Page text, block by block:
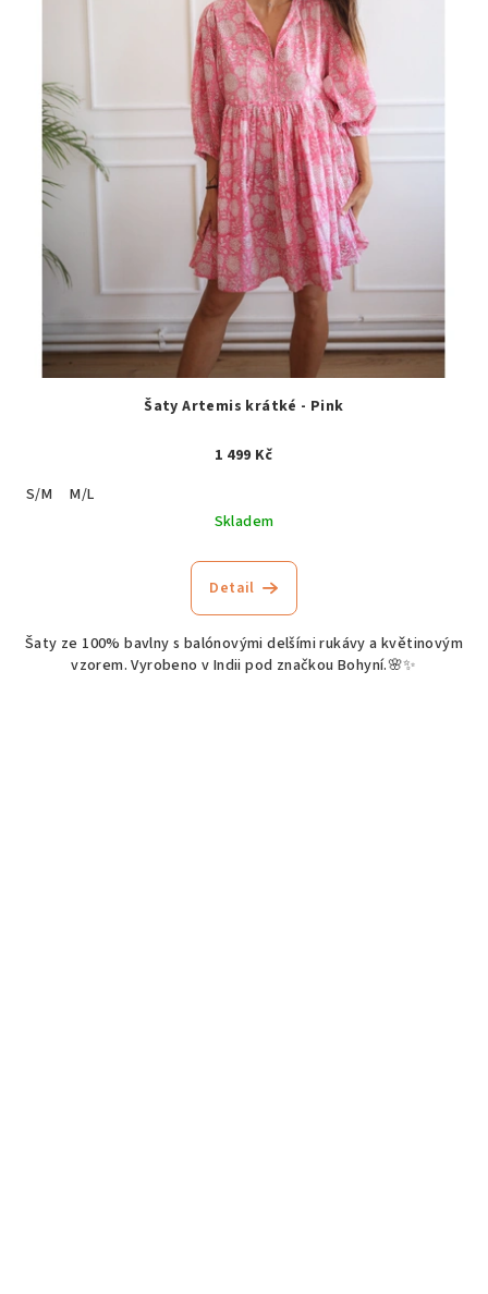
Šaty Artemis krátké - Pink
1 499 Kč
S/M
M/L
Skladem
Detail
Šaty ze 100% bavlny s balónovými delšími rukávy a květinovým
vzorem. Vyrobeno v Indii pod značkou Bohyní.🌸✨